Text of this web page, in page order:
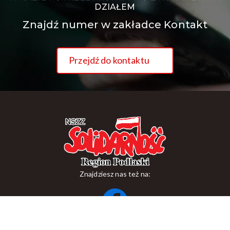
DZIAŁEM
Znajdź numer w zakładce Kontakt
Przejdź do kontaktu
Znajdziesz nas też na: